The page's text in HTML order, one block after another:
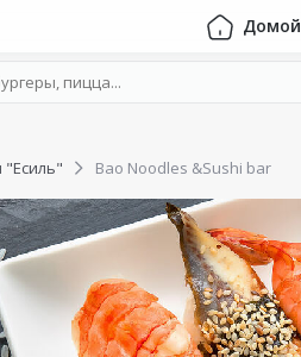
Домой
"Есиль" Bao Noodles &Sushi bar